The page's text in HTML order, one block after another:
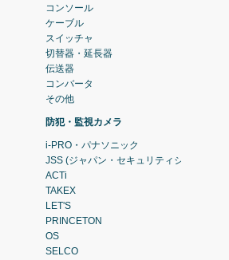
コンソール
ケーブル
スイッチャ
切替器・延長器
伝送器
コンバータ
その他
防犯・監視カメラ
i-PRO・パナソニック
JSS (ジャパン・セキュリティシステム)
ACTi
TAKEX
LET'S
PRINCETON
OS
SELCO